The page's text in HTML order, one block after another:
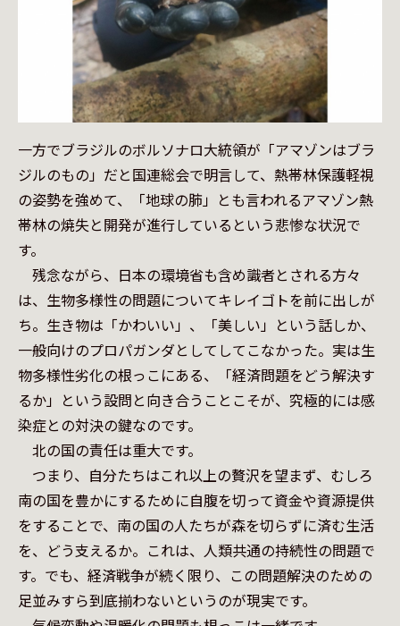
一方でブラジルのボルソナロ大統領が「アマゾンはブラ
ジルのもの」だと国連総会で明言して、熱帯林保護軽視
の姿勢を強めて、「地球の肺」とも言われるアマゾン熱
帯林の焼失と開発が進行しているという悲惨な状況で
す。
残念ながら、日本の環境省も含め識者とされる方々
は、生物多様性の問題についてキレイゴトを前に出しが
ち。生き物は「かわいい」、「美しい」という話しか、
一般向けのプロパガンダとしてしてこなかった。実は生
物多様性劣化の根っこにある、「経済問題をどう解決す
るか」という設問と向き合うことこそが、究極的には感
染症との対決の鍵なのです。
北の国の責任は重大です。
つまり、自分たちはこれ以上の贅沢を望まず、むしろ
南の国を豊かにするために自腹を切って資金や資源提供
をすることで、南の国の人たちが森を切らずに済む生活
を、どう支えるか。これは、人類共通の持続性の問題で
す。でも、経済戦争が続く限り、この問題解決のための
足並みすら到底揃わないというのが現実です。